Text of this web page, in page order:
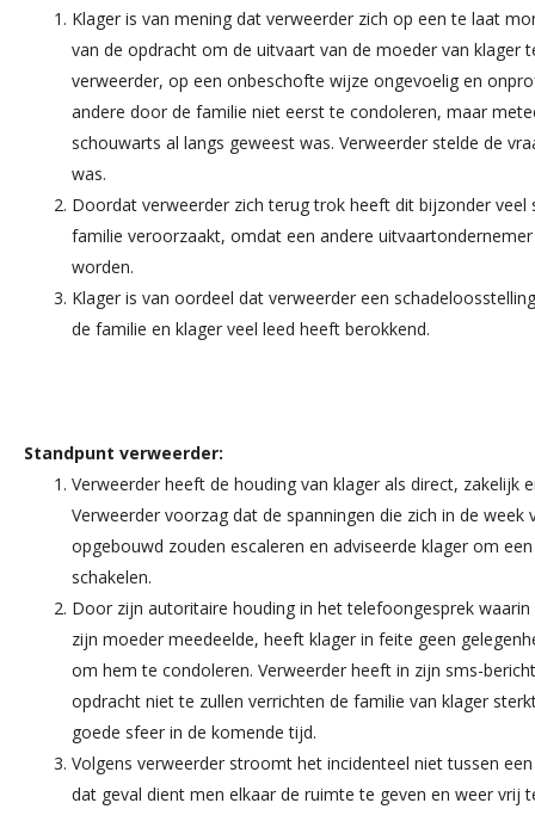
Klager is van mening dat verweerder zich op een te laat
van de opdracht om de uitvaart van de moeder van klager
verweerder, op een onbeschofte wijze ongevoelig en
andere door de familie niet eerst te condoleren, maar
schouwarts al langs geweest was. Verweerder stelde de
was.
Doordat verweerder zich terug trok heeft dit bijzonder veel
familie veroorzaakt, omdat een andere
worden.
Klager is van oordeel dat verweerder een
de familie en klager veel leed heeft berokkend.
Standpunt verweerder:
Verweerder heeft de houding van klager als direct, zakelijk
Verweerder voorzag dat de spanningen die zich in de
opgebouwd zouden escaleren en adviseerde klager om
schakelen.
Door zijn autoritaire houding in het telefoongesprek
zijn moeder meedeelde, heeft klager in feite geen
om hem te condoleren. Verweerder heeft in zijn sms-
opdracht niet te zullen verrichten de familie van klager
goede sfeer in de komende tijd.
Volgens verweerder stroomt het incidenteel niet tussen
dat geval dient men elkaar de ruimte te geven en weer vrij